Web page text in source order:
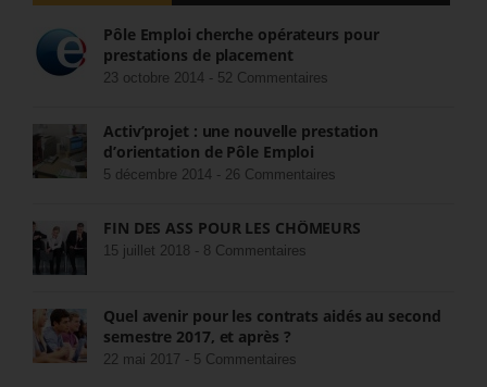
Pôle Emploi cherche opérateurs pour
prestations de placement
23 octobre 2014 - 52 Commentaires
Activ’projet : une nouvelle prestation
d’orientation de Pôle Emploi
5 décembre 2014 - 26 Commentaires
FIN DES ASS POUR LES CHÔMEURS
15 juillet 2018 - 8 Commentaires
Quel avenir pour les contrats aidés au second
semestre 2017, et après ?
22 mai 2017 - 5 Commentaires